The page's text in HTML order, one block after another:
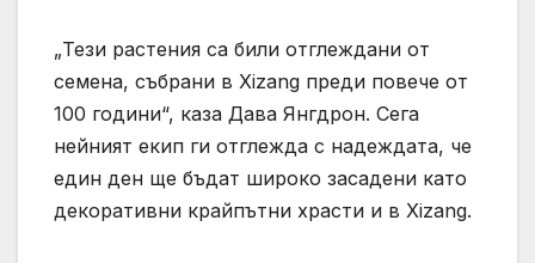
„Тези растения са били отглеждани от
семена, събрани в Xizang преди повече от
100 години“, каза Дава Янгдрон. Сега
нейният екип ги отглежда с надеждата, че
един ден ще бъдат широко засадени като
декоративни крайпътни храсти и в Xizang.